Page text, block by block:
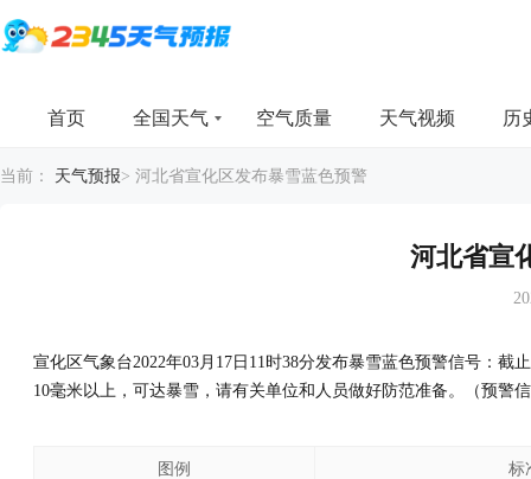
首页 全国天气 空气质量 天气视频 历
当前： 天气预报> 河北省宣化区发布暴雪蓝色预警
河北省宣
宣化区气象台2022年03月17日11时38分发布暴雪蓝色预警信号：
10毫米以上，可达暴雪，请有关单位和人员做好防范准备。（预警
图例 标